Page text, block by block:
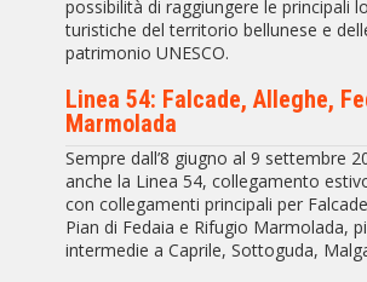
possibilità di raggiungere le principali
turistiche del territorio bellunese e
patrimonio UNESCO.
Linea 54: Falcade, Alleghe,
Marmolada
Sempre dall’8 giugno al 9 settembre
anche la Linea 54, collegamento
con collegamenti principali per
Pian di Fedaia e Rifugio Marmolada,
intermedie a Caprile, Sottoguda,